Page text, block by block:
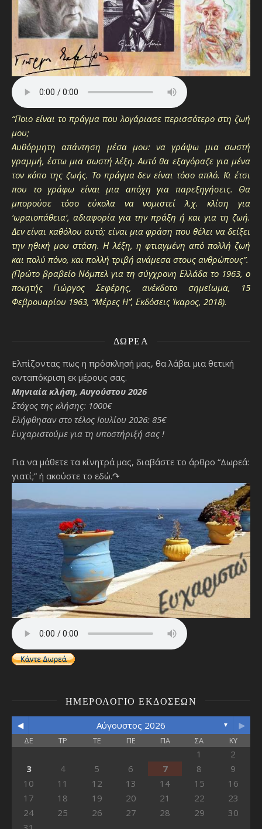
“Ποιο είναι το πράγμα που λογάριασε περισσότερο στη ζωή
μου;
Αυθόρμητη απάντηση μέσα μου: να γράψω μια σωστή
γραμμή, έστω μια σωστή λέξη. Αυτό θα εξαγόραζε για μένα
τον κόπο της ζωής. Το πράγμα δεν είναι τόσο απλό. Κι έτσι
που το γράφω είναι μια απόχη για παρεξηγήσεις. Θα
μπορούσε τόσο εύκολα να νομιστεί λ.χ. κλίση για
‘ωραιοπάθεια’, αδιαφορία για την πράξη ή και για τη ζωή.
Δεν είναι καθόλου αυτό; είναι μια φράση που θέλει να δείξει
την ηθική μου στάση. Η λέξη, η φτιαγμένη από πολλή ζωή
και πολύ πόνο, και πολλή τριβή ανάμεσα στους ανθρώπους”.
(Πρώτο βραβείο Νόμπελ για τη σύγχρονη Ελλάδα το 1963, ο
ποιητής Γιώργος Σεφέρης, ανέκδοτο σημείωμα, 15
Φεβρουαρίου 1963, “Μέρες Η΄”, Εκδόσεις Ίκαρος, 2018).
ΔΩΡΕΆ
Ελπίζοντας πως η πρόσκλησή μας, θα λάβει μια θετική
ανταπόκριση εκ μέρους σας.
Μηνιαία κλήση, Αυγούστου 2026
Στόχος της κλήσης: 1000€
Ελήφθησαν στο τέλος Ιουλίου 2026: 85€
Ευχαριστούμε για τη υποστήριξή σας !
Για να μάθετε τα κίνητρά μας, διαβάστε το άρθρο “Δωρεά:
γιατί;” ή ακούστε το εδώ.↷
ΗΜΕΡΟΛΌΓΙΟ ΕΚΔΌΣΕΩΝ
◄ Αύγουστος 2026 ▼ ►
ΔΕ ΤΡ ΤΕ ΠΕ ΠΑ ΣΑ ΚΥ
1
2
3
4 5 6 7 8
9
10
11 12 13 14 15
16
17
18 19 20 21 22
23
24
25 26 27 28 29
30